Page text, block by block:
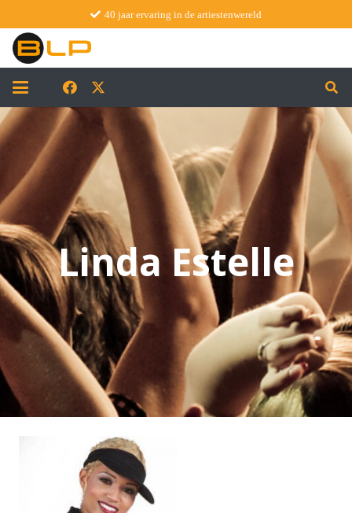
40 jaar ervaring in de artiestenwereld
Linda Estelle